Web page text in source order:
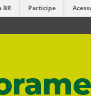
BR Participe